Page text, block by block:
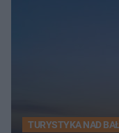
TURYSTYKA NAD